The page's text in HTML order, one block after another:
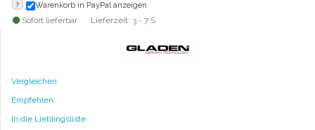
? Warenkorb in PayPal anzeigen
Sofort lieferbar Lieferzeit: 3 - 7 S
Vergleichen
Empfehlen
In die Lieblingsliste